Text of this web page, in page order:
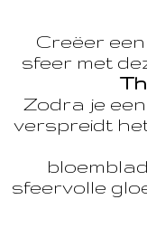
Creëer
sfeer met
Zodra je
verspreidt
sfeervolle